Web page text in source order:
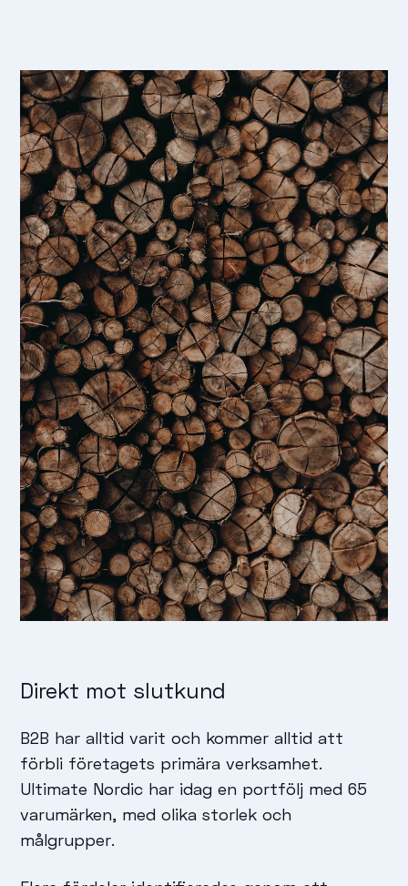
Direkt mot slutkund
B2B har alltid varit och kommer alltid att
förbli företagets primära verksamhet.
Ultimate Nordic har idag en portfölj med 65
varumärken, med olika storlek och
målgrupper.